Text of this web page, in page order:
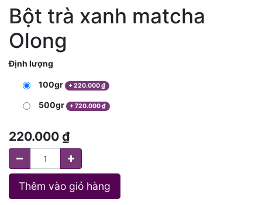
Bột trà xanh matcha
Olong
Định lượng
100gr +220.000₫
500gr +720.000₫
220.000 ₫
Thêm vào giỏ hàng